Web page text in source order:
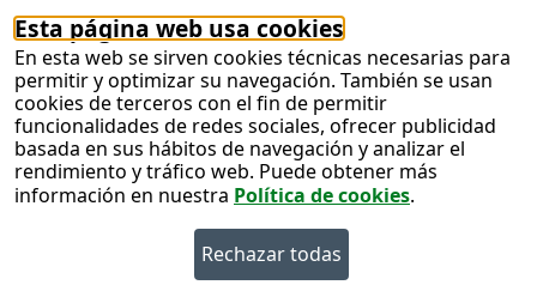
Esta página web usa cookies
En esta web se sirven cookies técnicas necesarias para
permitir y optimizar su navegación. También se usan
cookies de terceros con el fin de permitir
funcionalidades de redes sociales, ofrecer publicidad
basada en sus hábitos de navegación y analizar el
rendimiento y tráfico web. Puede obtener más
información en nuestra Política de cookies.